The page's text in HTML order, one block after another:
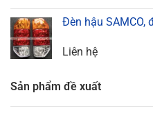
Đèn hậu SAMCO,
Liên hệ
Sản phẩm đề xuất